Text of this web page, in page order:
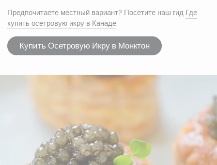
Предпочитаете местный вариант? Посетите наш гид Где
купить осетровую икру в Канаде.
Купить Осетровую Икру в Монктон